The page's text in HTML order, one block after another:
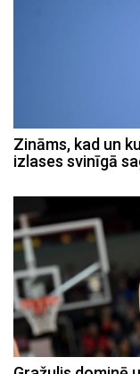
Zināms, kad un
izlases svinīgā